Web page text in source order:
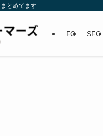
とめてます
FC SFC